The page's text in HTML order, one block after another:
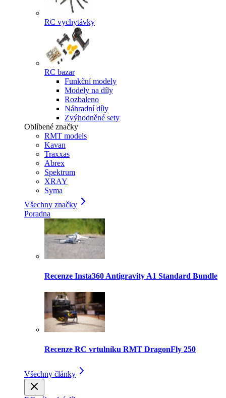
RC vychytávky
RC bazar
Funkční modely
Modely na díly
Rozbaleno
Náhradní díly
Zvýhodněné sety
Oblíbené značky
RMT models
Kavan
Traxxas
Abrex
Spektrum
XRAY
Syma
Všechny značky
Poradna
Recenze Insta360 Antigravity A1 Standard Bundle
Recenze RC vrtulníku RMT DragonFly 250
Všechny články